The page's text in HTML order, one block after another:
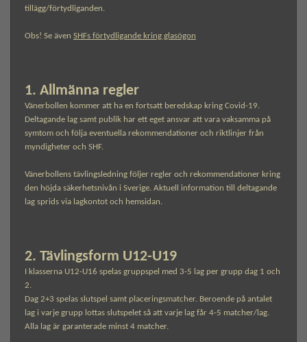
tillägg/förtydliganden.
Obs! Se även SHFs förtydligande kring glasögon
1. Allmänna regler
Vänerbollen kommer att ha en fortsatt beredskap kring Covid-19.
Deltagande lag samt publik har ett eget ansvar att vara vaksamma på
symtom och följa eventuella rekommendationer och riktlinjer från
myndigheter och SHF.
Vänerbollens tävlingsledning följer regler och rekommendationer kring
den höjda säkerhetsnivån i Sverige. Aktuell information till deltagande
lag sprids via lagkontot och hemsidan.
2. Tävlingsform U12-U19
I klasserna U12-U16 spelas gruppspel med 3-5 lag per grupp dag 1 och
2.
Dag 2+3 spelas slutspel samt placeringsmatcher. Beroende på antalet
lag i varje grupp lottas slutspelet så att varje lag får 4-5 matcher/lag.
Alla lag är garanterade minst 4 matcher.